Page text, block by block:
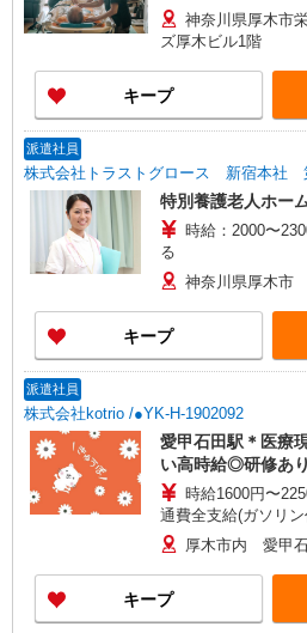
神奈川県厚木市
ズ厚木ビル1階
キープ
派遣社員
株式会社トラストグロース 新宿本社
特別養護老人ホー
時給：2000〜
る
神奈川県厚木市
キープ
派遣社員
株式会社kotrio /●YK-H-1902092
愛甲石田駅＊医療
い高時給◎研修あり
時給1600円〜
通費全支給(ガソリン
厚木市内 愛甲
キープ